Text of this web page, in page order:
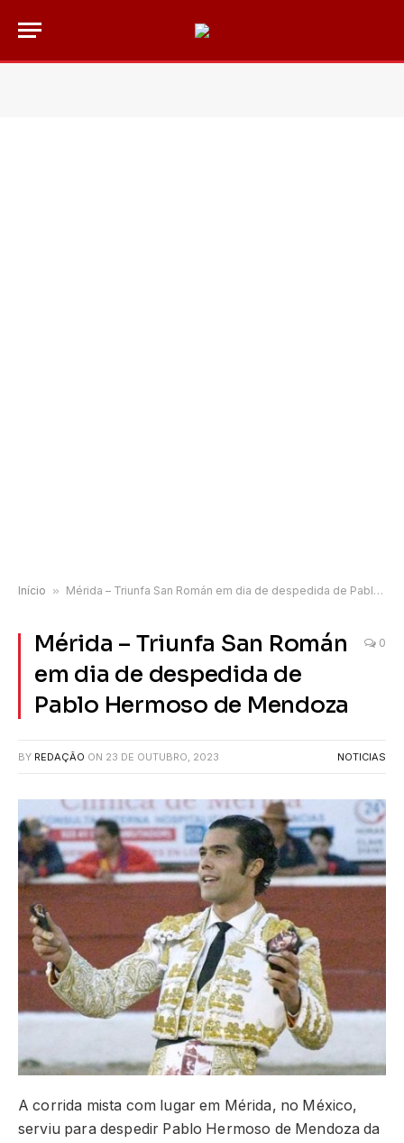
Início » Mérida – Triunfa San Román em dia de despedida de Pablo Hermoso de Mendoza
Mérida – Triunfa San Román
em dia de despedida de
Pablo Hermoso de Mendoza
0
BY REDAÇÃO ON 23 DE OUTUBRO, 2023 NOTICIAS
A corrida mista com lugar em Mérida, no México,
serviu para despedir Pablo Hermoso de Mendoza da